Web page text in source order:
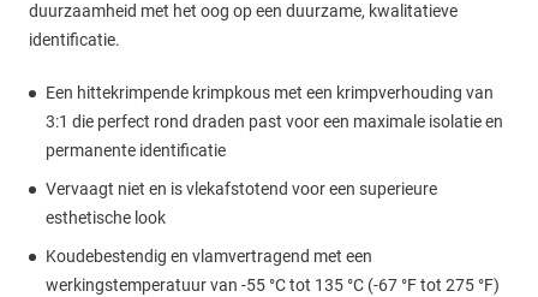
duurzaamheid met het oog op een duurzame, kwalitatieve
identificatie.
Een hittekrimpende krimpkous met een krimpverhouding van
3:1 die perfect rond draden past voor een maximale isolatie en
permanente identificatie
Vervaagt niet en is vlekafstotend voor een superieure
esthetische look
Koudebestendig en vlamvertragend met een
werkingstemperatuur van -55 °C tot 135 °C (-67 °F tot 275 °F)